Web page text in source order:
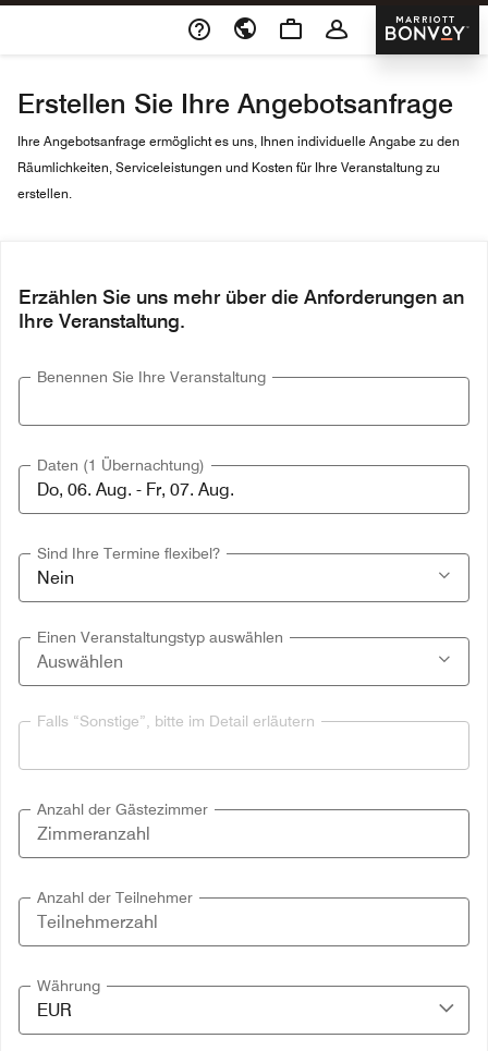
Skip To Content
Marriott
Erstellen Sie Ihre Angebotsanfrage
Ihre Angebotsanfrage ermöglicht es uns, Ihnen individuelle Angabe zu den
Räumlichkeiten, Serviceleistungen und Kosten für Ihre Veranstaltung zu
erstellen.
Erzählen Sie uns mehr über die Anforderungen an
Ihre Veranstaltung.
Benennen Sie Ihre Veranstaltung
Daten (1 Übernachtung)
Sind Ihre Termine flexibel?
Einen Veranstaltungstyp auswählen
Falls “Sonstige”, bitte im Detail erläutern
Anzahl der Gästezimmer
Anzahl der Teilnehmer
Währung